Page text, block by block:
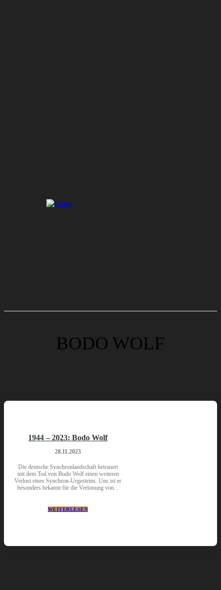
BODO WOLF
1944 – 2023: Bodo Wolf
28.11.2023
Die deutsche Synchronlandschaft betrauert
mit dem Tod von Bodo Wolf einen weiteren
Verlust eines Synchron-Urgesteins. Uns ist er
besonders bekannt für die Vertonung von...
WEITERLESEN